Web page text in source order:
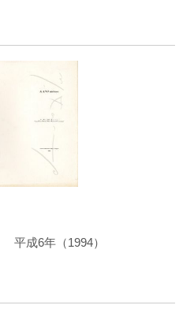
平成6年（1994）